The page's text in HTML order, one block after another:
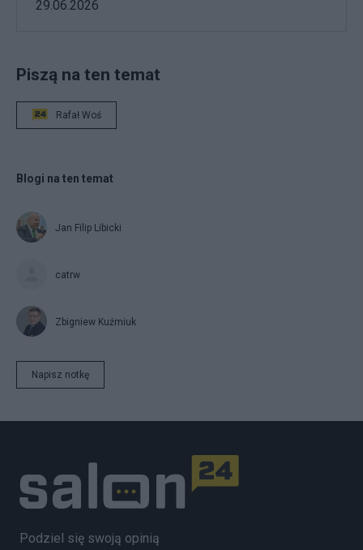
29.06.2026
Piszą na ten temat
Rafał Woś
Blogi na ten temat
Jan Filip Libicki
catrw
Zbigniew Kuźmiuk
Napisz notkę
Podziel się swoją opinią